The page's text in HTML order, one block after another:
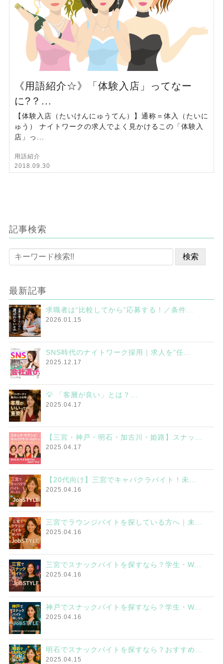
《用語紹介☆》「体験入店」ってなー
に?？...
【体験入店（たいけんにゅうてん）】通称＝体入（たいに
ゅう） ナイトワークの求人でよく見かけるこの「体験入
店」っ...
用語紹介
2018.09.30
記事検索
最新記事
求職者は“比較してから”応募する！／条件...
2026.01.15
SNS時代のナイトワーク採用｜求人を“任...
2025.12.17
💡 「客層が良い」とは？...
2025.04.17
【三宮・神戸・明石・加古川・姫路】スナッ...
2025.04.17
【20代向け】三宮でキャバクラバイト！未...
2025.04.16
三宮でラウンジバイトを探している方へ｜未...
2025.04.16
三宮でスナックバイトを探すなら？学生・W...
2025.04.16
神戸でスナックバイトを探すなら？学生・W...
2025.04.16
明石でスナックバイトを探すなら？おすすめ...
2025.04.15